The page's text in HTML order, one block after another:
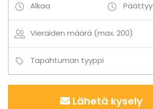
Alkaa Päättyy
Vieraiden määrä (max. 200)
Tapahtuman tyyppi
Lähetä kysely